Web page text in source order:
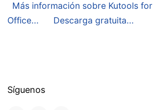
Más información sobre Kutools for
Office...
Descarga gratuita...
Síguenos